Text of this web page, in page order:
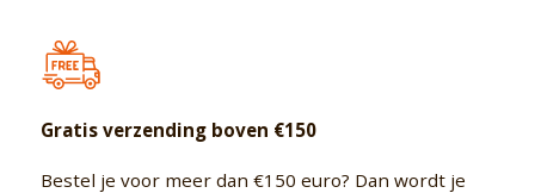
Gratis verzending boven €150
Bestel je voor meer dan €150 euro? Dan wordt je